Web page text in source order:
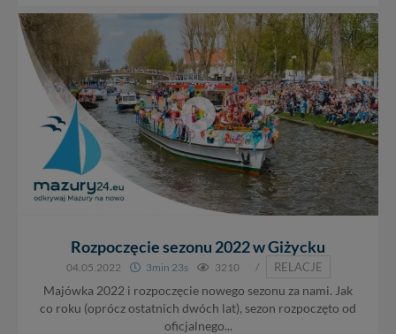
Rozpoczęcie sezonu 2022 w Giżycku
04.05.2022 3min 23s 3210 /
RELACJE
Majówka 2022 i rozpoczęcie nowego sezonu za nami. Jak
co roku (oprócz ostatnich dwóch lat), sezon rozpoczęto od
oficjalnego...